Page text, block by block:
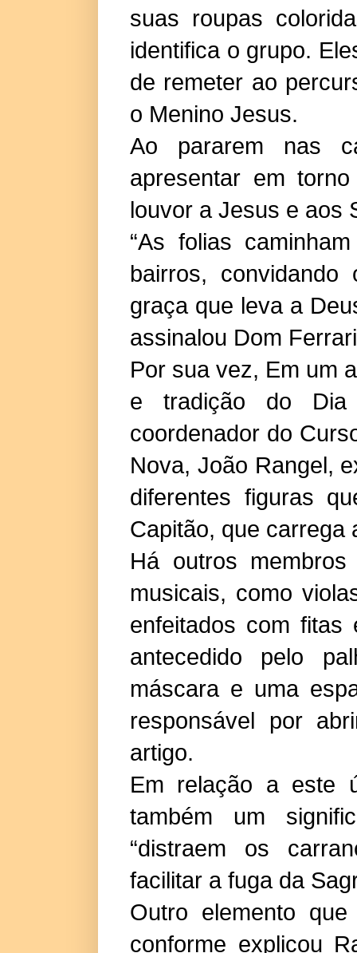
suas roupas
identifica o grupo.
de remeter ao
o Menino Jesus.
Ao pararem nas
apresentar em
louvor a Jesus e aos
“As folias
bairros,
graça que leva a
assinalou Dom
Por sua vez, Em um
e tradição do
coordenador do
Nova, João Rangel,
diferentes figuras
Capitão, que carrega
Há outros
musicais, como
enfeitados com
antecedido pelo
máscara e uma
responsável por
artigo.
Em relação a este
também um
“distraem os
facilitar a fuga da
Outro elemento
conforme explicou